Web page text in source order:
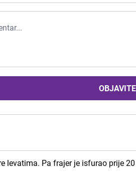
levatima. Pa frajer je isfurao prije